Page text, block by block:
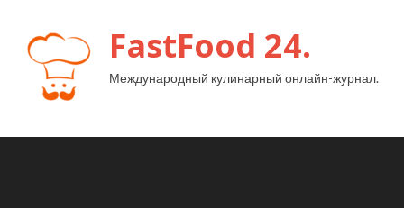
FastFood 24.
Международный кулинарный онлайн-журнал.